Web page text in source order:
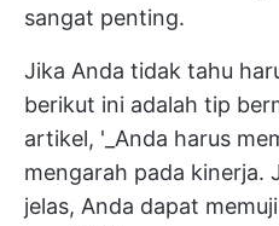
sangat penting.
Jika Anda tidak tahu
berikut ini adalah tip
artikel, '_Anda harus
mengarah pada kinerja.
jelas, Anda dapat